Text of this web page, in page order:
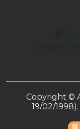
Copyright ©
19/02/